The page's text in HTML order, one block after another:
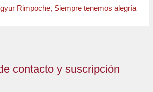
Rimpoche, Siempre tenemos alegría
contacto y suscripción